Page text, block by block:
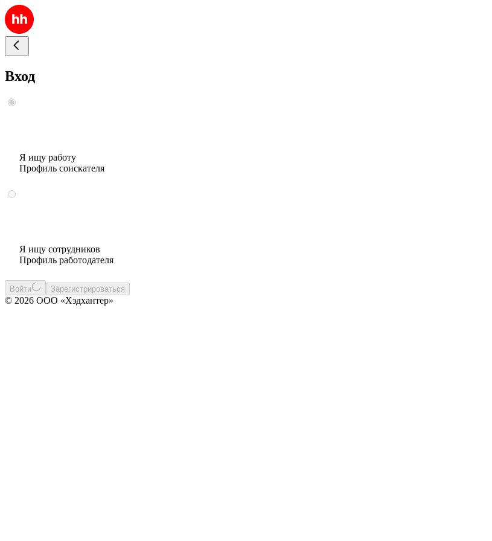
Вход
Я ищу работу
Профиль соискателя
Я ищу сотрудников
Профиль работодателя
Войти Зарегистрироваться
© 2026 ООО «Хэдхантер»